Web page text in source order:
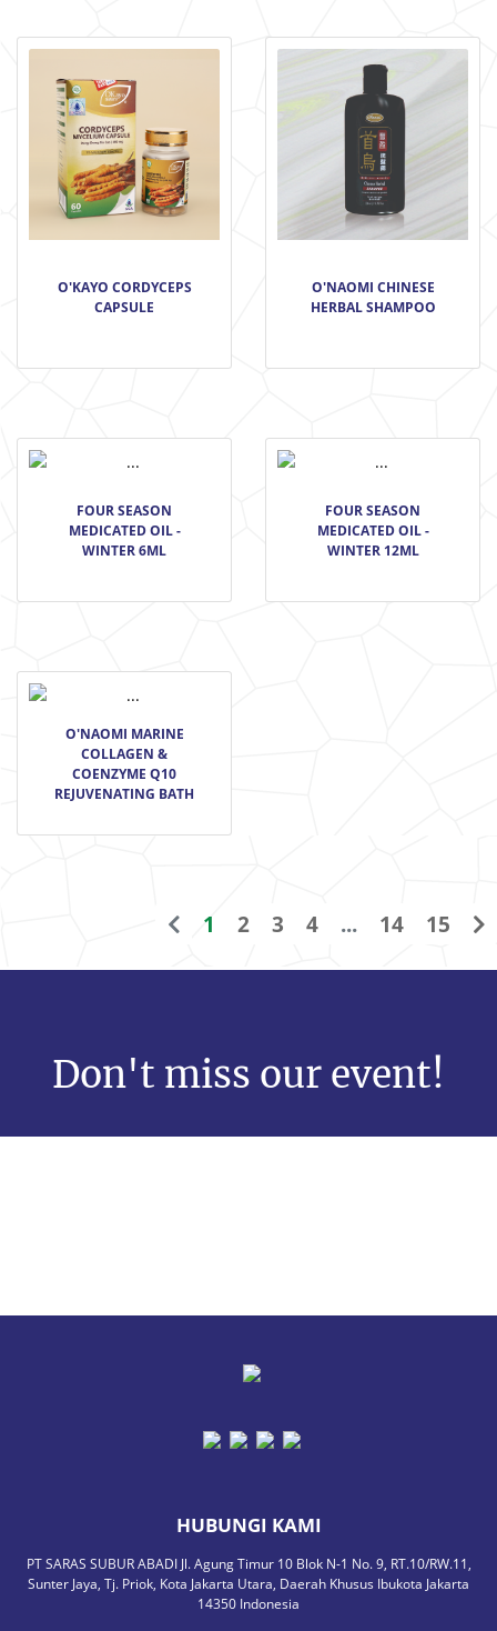
O'KAYO CORDYCEPS
CAPSULE
O'NAOMI CHINESE
HERBAL SHAMPOO
FOUR SEASON
MEDICATED OIL -
WINTER 6ML
FOUR SEASON
MEDICATED OIL -
WINTER 12ML
O'NAOMI MARINE
COLLAGEN &
COENZYME Q10
REJUVENATING BATH
1 2 3 4 ... 14 15
Don't miss our event!
HUBUNGI KAMI
PT SARAS SUBUR ABADI Jl. Agung Timur 10 Blok N-1 No. 9, RT.10/RW.11,
Sunter Jaya, Tj. Priok, Kota Jakarta Utara, Daerah Khusus Ibukota Jakarta
14350 Indonesia